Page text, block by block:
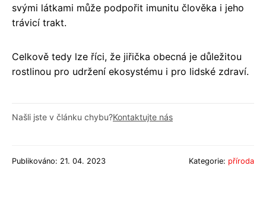
svými látkami může podpořit imunitu člověka i jeho
trávicí trakt.
Celkově tedy lze říci, že jiřička obecná je důležitou
rostlinou pro udržení ekosystému i pro lidské zdraví.
Našli jste v článku chybu?Kontaktujte nás
Publikováno: 21. 04. 2023 Kategorie: příroda